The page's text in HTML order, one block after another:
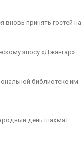
вновь принять гостей
эпосу «Джангар»
библиотеке
день шахмат.